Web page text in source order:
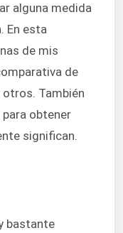
alguna medida
En esta
de mis
de
También
obtener
significan.
bastante